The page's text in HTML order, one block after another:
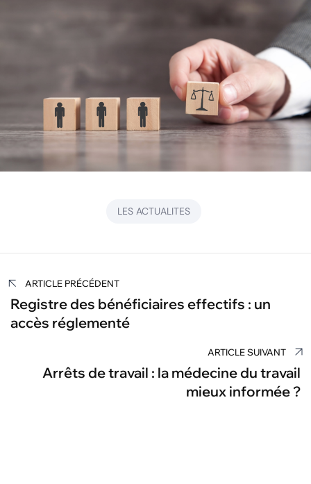
LES ACTUALITES
Navigation
de
l’article
ARTICLE PRÉCÉDENT
Registre des bénéficiaires effectifs : un
accès réglementé
ARTICLE SUIVANT
Arrêts de travail : la médecine du travail
mieux informée ?